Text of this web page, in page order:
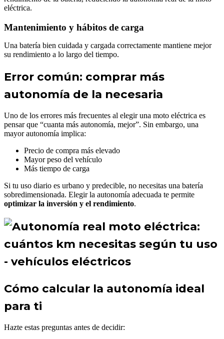
eléctrica.
Mantenimiento y hábitos de carga
Una batería bien cuidada y cargada correctamente mantiene mejor
su rendimiento a lo largo del tiempo.
Error común: comprar más
autonomía de la necesaria
Uno de los errores más frecuentes al elegir una moto eléctrica es
pensar que “cuanta más autonomía, mejor”. Sin embargo, una
mayor autonomía implica:
Precio de compra más elevado
Mayor peso del vehículo
Más tiempo de carga
Si tu uso diario es urbano y predecible, no necesitas una batería
sobredimensionada. Elegir la autonomía adecuada te permite
optimizar la inversión y el rendimiento.
Cómo calcular la autonomía ideal
para ti
Hazte estas preguntas antes de decidir: